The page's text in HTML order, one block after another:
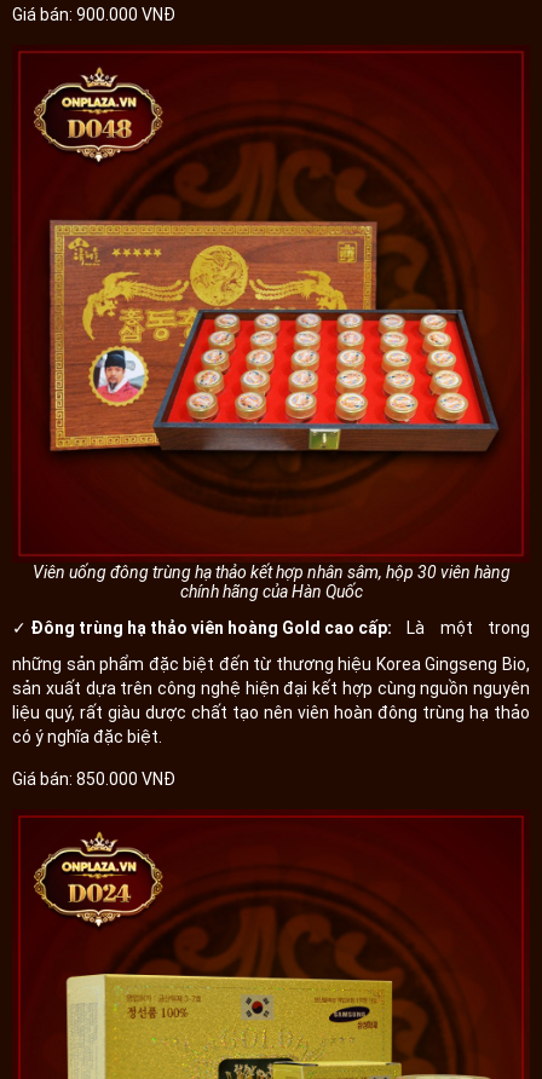
Giá bán: 900.000 VNĐ
Viên uống đông trùng hạ thảo kết hợp nhân sâm, hộp 30 viên hàng
chính hãng của Hàn Quốc
✓ Đông trùng hạ thảo viên hoàng Gold cao cấp: Là một trong
những sản phẩm đặc biệt đến từ thương hiệu Korea Gingseng Bio,
sản xuất dựa trên công nghệ hiện đại kết hợp cùng nguồn nguyên
liệu quý, rất giàu dược chất tạo nên viên hoàn đông trùng hạ thảo
có ý nghĩa đặc biệt.
Giá bán: 850.000 VNĐ